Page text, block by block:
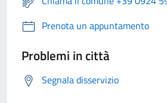
Prenota un appuntamento
Problemi in città
Segnala disservizio